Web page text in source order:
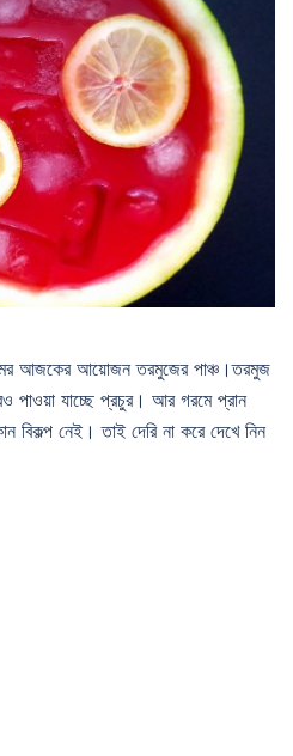
আজকের আয়োজন তরমুজের পাঞ্চ।তরমুজ
পাওয়া যাচ্ছে প্রচুর। আর গরমে প্রান
বিকল্প নেই। তাই দেরি না করে দেখে নিন